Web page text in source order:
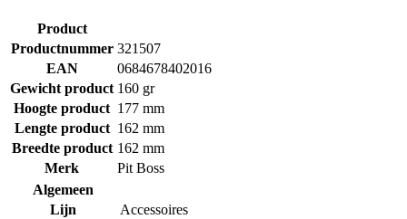
Product
Productnummer 321507
EAN
0684678402016
Gewicht product 160 gr
Hoogte product 177 mm
Lengte product 162 mm
Breedte product 162 mm
Merk
Pit Boss
Algemeen
Lijn
Accessoires